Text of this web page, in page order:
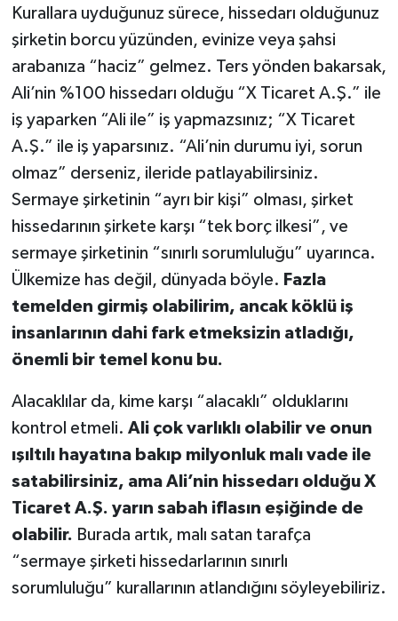
Kurallara uyduğunuz sürece, hissedarı olduğunuz
şirketin borcu yüzünden, evinize veya şahsi
arabanıza “haciz” gelmez. Ters yönden bakarsak,
Ali’nin %100 hissedarı olduğu “X Ticaret A.Ş.” ile
iş yaparken “Ali ile” iş yapmazsınız; “X Ticaret
A.Ş.” ile iş yaparsınız. “Ali’nin durumu iyi, sorun
olmaz” derseniz, ileride patlayabilirsiniz.
Sermaye şirketinin “ayrı bir kişi” olması, şirket
hissedarının şirkete karşı “tek borç ilkesi”, ve
sermaye şirketinin “sınırlı sorumluluğu” uyarınca.
Ülkemize has değil, dünyada böyle. Fazla
temelden girmiş olabilirim, ancak köklü iş
insanlarının dahi fark etmeksizin atladığı,
önemli bir temel konu bu.
Alacaklılar da, kime karşı “alacaklı” olduklarını
kontrol etmeli. Ali çok varlıklı olabilir ve onun
ışıltılı hayatına bakıp milyonluk malı vade ile
satabilirsiniz, ama Ali’nin hissedarı olduğu X
Ticaret A.Ş. yarın sabah iflasın eşiğinde de
olabilir. Burada artık, malı satan tarafça
“sermaye şirketi hissedarlarının sınırlı
sorumluluğu” kurallarının atlandığını söyleyebiliriz.